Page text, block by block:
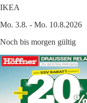
IKEA
Mo. 3.8. - Mo. 10.8.2026
Noch bis morgen gültig